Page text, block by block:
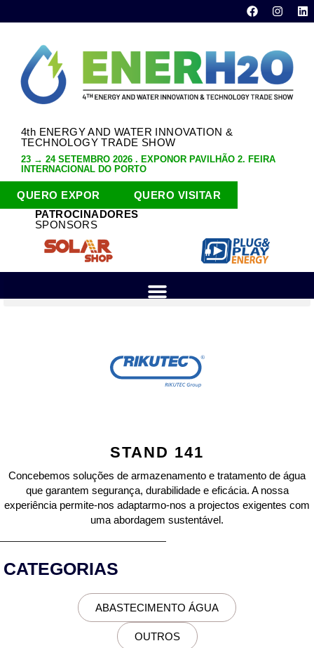
4th ENERGY AND WATER INNOVATION &
TECHNOLOGY TRADE SHOW
23 → 24 SETEMBRO 2026 . EXPONOR PAVILHÃO 2. FEIRA
INTERNACIONAL DO PORTO
QUERO EXPOR
QUERO VISITAR
PATROCINADORES
SPONSORS
STAND 141
Concebemos soluções de armazenamento e tratamento de água
que garantem segurança, durabilidade e eficácia. A nossa
experiência permite-nos adaptarmo-nos a projectos exigentes com
uma abordagem sustentável.
CATEGORIAS
ABASTECIMENTO ÁGUA
OUTROS